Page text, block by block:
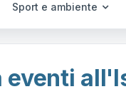
Sport e ambiente
eventi